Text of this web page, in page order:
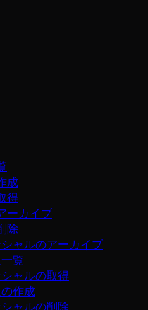
成
得
ーカイブ
除
ャルのアーカイブ
覧
ャルの取得
作成
ャルの削除